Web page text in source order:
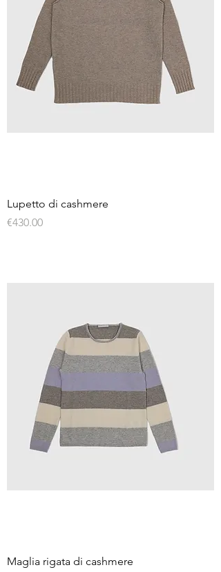
Lupetto di cashmere
Price
€430.00
Maglia rigata di cashmere